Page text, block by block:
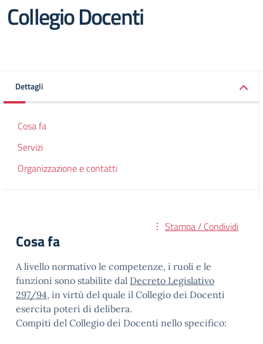
Collegio Docenti
Dettagli
Cosa fa
Servizi
Organizzazione e contatti
Stampa / Condividi
Cosa fa
A livello normativo le competenze, i ruoli e le
funzioni sono stabilite dal Decreto Legislativo
297/94, in virtù del quale il Collegio dei Docenti
esercita poteri di delibera.
Compiti del Collegio dei Docenti nello specifico: